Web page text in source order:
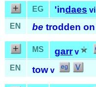
EG 'indaes vi
EN be trodden on
MS garr v
EN tow v